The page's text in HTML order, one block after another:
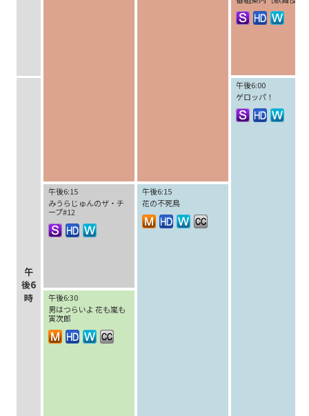
午
後6
時
午後6:00
ゲロッパ！
午後6:15
みうらじゅんのザ・チ
ープ#12
午後6:15
花の不死鳥
午後6:30
男はつらいよ 花も嵐も
寅次郎